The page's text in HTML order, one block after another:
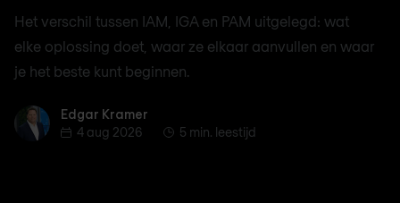
Het verschil tussen IAM, IGA en PAM uitgelegd: wat
elke oplossing doet, waar ze elkaar aanvullen en waar
je het beste kunt beginnen.
Edgar KramerEdgar Kramer
4 aug 2026
5 min. leestijd